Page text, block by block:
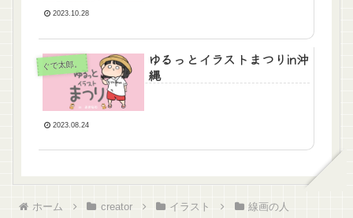
2023.10.28
ぐで太郎。
ゆるっとイラストまつりin沖
縄
2023.08.24
ホーム creator イラスト 線画の人